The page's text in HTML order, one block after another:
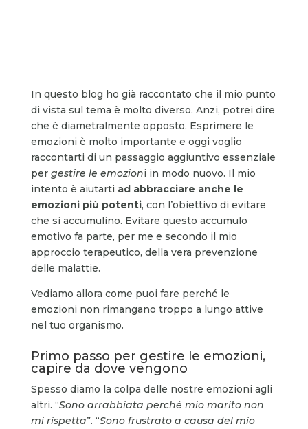
In questo blog ho già raccontato che il mio punto
di vista sul tema è molto diverso. Anzi, potrei dire
che è diametralmente opposto. Esprimere le
emozioni è molto importante e oggi voglio
raccontarti di un passaggio aggiuntivo essenziale
per gestire le emozioni in modo nuovo. Il mio
intento è aiutarti ad abbracciare anche le
emozioni più potenti, con l’obiettivo di evitare
che si accumulino. Evitare questo accumulo
emotivo fa parte, per me e secondo il mio
approccio terapeutico, della vera prevenzione
delle malattie.
Vediamo allora come puoi fare perché le
emozioni non rimangano troppo a lungo attive
nel tuo organismo.
Primo passo per gestire le emozioni,
capire da dove vengono
Spesso diamo la colpa delle nostre emozioni agli
altri. “Sono arrabbiata perché mio marito non
mi rispetta”. “Sono frustrato a causa del mio